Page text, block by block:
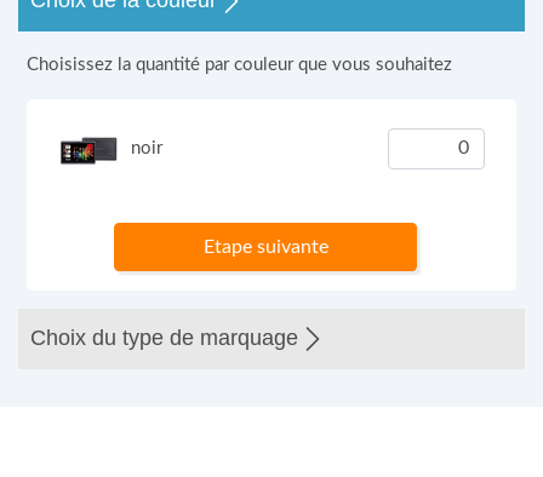
Choisissez la quantité par couleur que vous souhaitez
noir
Etape suivante
Choix du type de marquage